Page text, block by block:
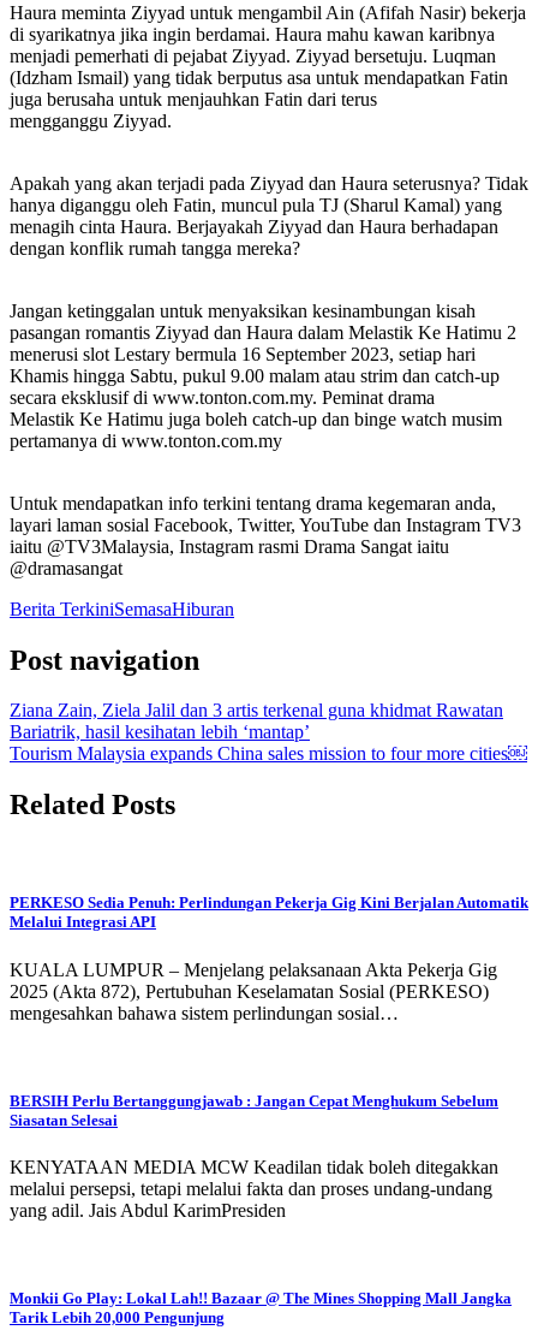
Haura meminta Ziyyad untuk mengambil Ain (Afifah Nasir) bekerja
di syarikatnya jika ingin berdamai. Haura mahu kawan karibnya
menjadi pemerhati di pejabat Ziyyad. Ziyyad bersetuju. Luqman
(Idzham Ismail) yang tidak berputus asa untuk mendapatkan Fatin
juga berusaha untuk menjauhkan Fatin dari terus
mengganggu Ziyyad.
Apakah yang akan terjadi pada Ziyyad dan Haura seterusnya? Tidak
hanya diganggu oleh Fatin, muncul pula TJ (Sharul Kamal) yang
menagih cinta Haura. Berjayakah Ziyyad dan Haura berhadapan
dengan konflik rumah tangga mereka?
Jangan ketinggalan untuk menyaksikan kesinambungan kisah
pasangan romantis Ziyyad dan Haura dalam Melastik Ke Hatimu 2
menerusi slot Lestary bermula 16 September 2023, setiap hari
Khamis hingga Sabtu, pukul 9.00 malam atau strim dan catch-up
secara eksklusif di www.tonton.com.my. Peminat drama
Melastik Ke Hatimu juga boleh catch-up dan binge watch musim
pertamanya di www.tonton.com.my
Untuk mendapatkan info terkini tentang drama kegemaran anda,
layari laman sosial Facebook, Twitter, YouTube dan Instagram TV3
iaitu @TV3Malaysia, Instagram rasmi Drama Sangat iaitu
@dramasangat
Berita TerkiniSemasaHiburan
Post navigation
Ziana Zain, Ziela Jalil dan 3 artis terkenal guna khidmat Rawatan
Bariatrik, hasil kesihatan lebih ‘mantap’
Tourism Malaysia expands China sales mission to four more cities￼
Related Posts
PERKESO Sedia Penuh: Perlindungan Pekerja Gig Kini Berjalan Automatik
Melalui Integrasi API
KUALA LUMPUR – Menjelang pelaksanaan Akta Pekerja Gig
2025 (Akta 872), Pertubuhan Keselamatan Sosial (PERKESO)
mengesahkan bahawa sistem perlindungan sosial…
BERSIH Perlu Bertanggungjawab : Jangan Cepat Menghukum Sebelum
Siasatan Selesai
KENYATAAN MEDIA MCW Keadilan tidak boleh ditegakkan
melalui persepsi, tetapi melalui fakta dan proses undang-undang
yang adil. Jais Abdul KarimPresiden
Monkii Go Play: Lokal Lah!! Bazaar @ The Mines Shopping Mall Jangka
Tarik Lebih 20,000 Pengunjung